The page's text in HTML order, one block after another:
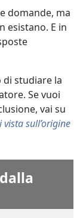
domande, ma
esistano. E in
studiare la
Se vuoi
vai su
vista sull’origine